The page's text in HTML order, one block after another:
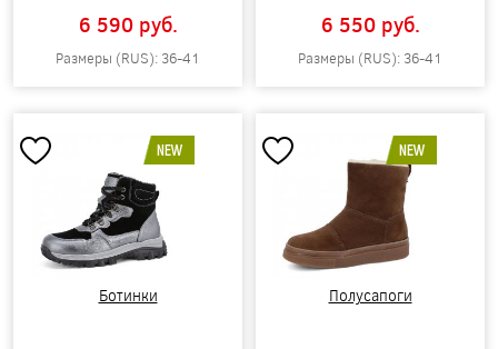
6 590 pуб.
Размеры (RUS): 36-41
6 550 pуб.
Размеры (RUS): 36-41
NEW
Ботинки
NEW
Полусапоги